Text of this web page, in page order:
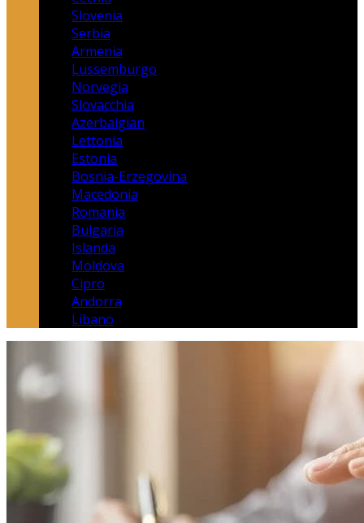
Slovenia
Serbia
Armenia
Lussemburgo
Norvegia
Slovacchia
Azerbaigian
Lettonia
Estonia
Bosnia-Erzegovina
Macedonia
Romania
Bulgaria
Islanda
Moldova
Cipro
Andorra
Libano